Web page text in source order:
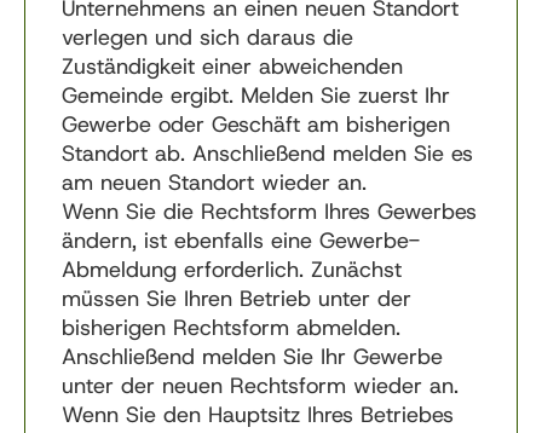
Unternehmens an einen neuen Standort
verlegen und sich daraus die
Zuständigkeit einer abweichenden
Gemeinde ergibt. Melden Sie zuerst Ihr
Gewerbe oder Geschäft am bisherigen
Standort ab. Anschließend melden Sie es
am neuen Standort wieder an.
Wenn Sie die Rechtsform Ihres Gewerbes
ändern, ist ebenfalls eine Gewerbe-
Abmeldung erforderlich. Zunächst
müssen Sie Ihren Betrieb unter der
bisherigen Rechtsform abmelden.
Anschließend melden Sie Ihr Gewerbe
unter der neuen Rechtsform wieder an.
Wenn Sie den Hauptsitz Ihres Betriebes